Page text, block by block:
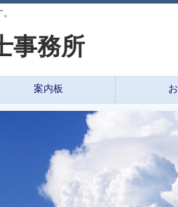
事務所
案内板